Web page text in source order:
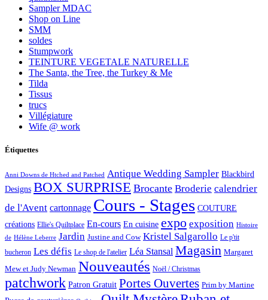
Sampler MDAC
Shop on Line
SMM
soldes
Stumpwork
TEINTURE VEGETALE NATURELLE
The Santa, the Tree, the Turkey & Me
Tilda
Tissus
trucs
Villégiature
Wife @ work
Étiquettes
Anni Downs de Htched and Patched Antique Wedding Sampler Blackbird
Designs BOX SURPRISE Brocante Broderie calendrier
de l'Avent cartonnage Cours - Stages COUTURE
créations Ellie's Quiltplace En-cours En cuisine expo exposition Histoire
de Hélène Leberre Jardin Justine and Cow Kristel Salgarollo Le p'tit
bucheron Les défis Le shop de l'atelier Léa Stansal Magasin Margaret
Mew et Judy Newman Nouveautés Noël / Christmas
patchwork Patron Gratuit Portes Ouvertes Prim by Martine